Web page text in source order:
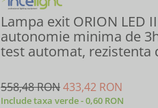
Lampa exit ORION LED
autonomie minima de
test automat, rezistenta
558,48 RON433,42 RON
Include taxa verde - 0,60 RON